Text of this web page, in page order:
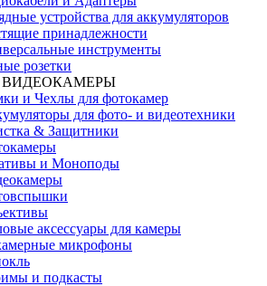
устройства для аккумуляторов
принадлежности
инструменты
розетки
и Чехлы для фотокамер
для фото- и видеотехники
& Защитники
и Mоноподы
аксессуары для камеры
микрофоны
и подкасты